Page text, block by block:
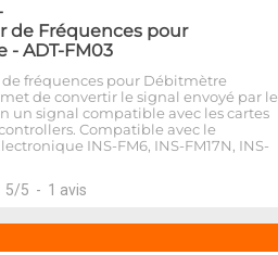
de Fréquences pour
- ADT-FM03
fréquences pour Débitmètre
de convertir le signal envoyé par le
un signal compatible avec les cartes
Compatible avec le
INS-FM6, INS-FM17N, INS-
5/5 - 1 avis